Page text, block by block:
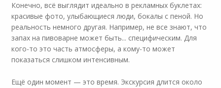
Конечно, всё выглядит идеально в рекламных буклетах:
красивые фото, улыбающиеся люди, бокалы с пеной. Но
реальность немного другая. Например, не все знают, что
запах на пивоварне может быть... специфическим. Для
кого-то это часть атмосферы, а кому-то может
показаться слишком интенсивным.
Ещё один момент — это время. Экскурсия длится около